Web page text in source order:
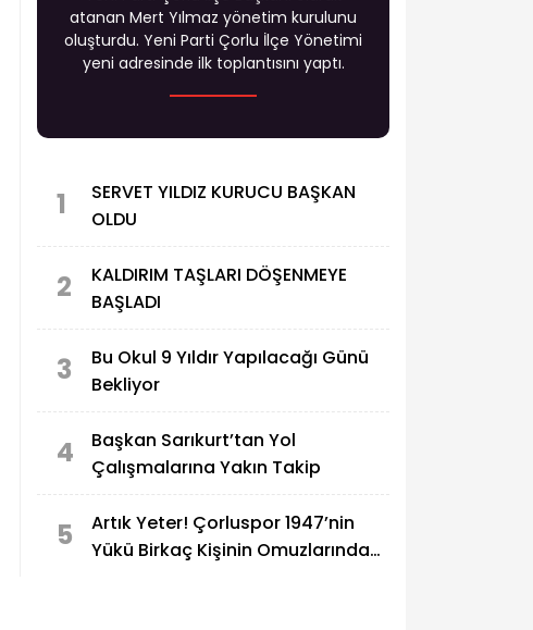
atanan Mert Yılmaz yönetim kurulunu
oluşturdu. Yeni Parti Çorlu İlçe Yönetimi
yeni adresinde ilk toplantısını yaptı.
1
SERVET YILDIZ KURUCU BAŞKAN
OLDU
2
KALDIRIM TAŞLARI DÖŞENMEYE
BAŞLADI
3
Bu Okul 9 Yıldır Yapılacağı Günü
Bekliyor
4
Başkan Sarıkurt’tan Yol
Çalışmalarına Yakın Takip
5
Artık Yeter! Çorluspor 1947’nin
Yükü Birkaç Kişinin Omuzlarında